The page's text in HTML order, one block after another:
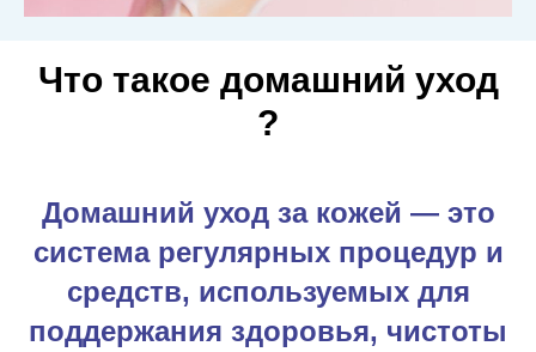
Что такое домашний уход
?
Домашний уход за кожей — это
система регулярных процедур и
средств, используемых для
поддержания здоровья, чистоты